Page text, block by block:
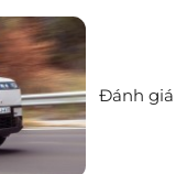
Đánh giá